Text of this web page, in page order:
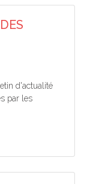
d'actualité
par les